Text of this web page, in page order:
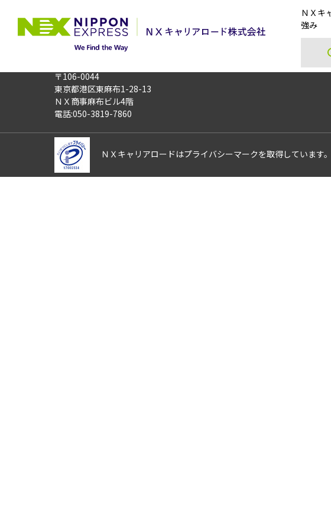
ＮＸキ
強み
【amazonの舞台裏、のぞいてみ
このお仕事は非公開のお仕事です
013895
〒106-0044
東京都港区東麻布1-28-13
ＮＸ商事麻布ビル4階
電話:050-3819-7860
ＮＸキャリアロードはプライバシーマークを取得しています。